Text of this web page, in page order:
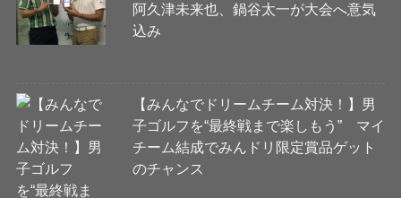
阿久津未来也、鍋谷太一が大会へ意気
込み
【みんなでドリームチーム対決！】男
子ゴルフを“最終戦まで楽しもう” マイ
チーム結成でみんドリ限定賞品ゲット
のチャンス